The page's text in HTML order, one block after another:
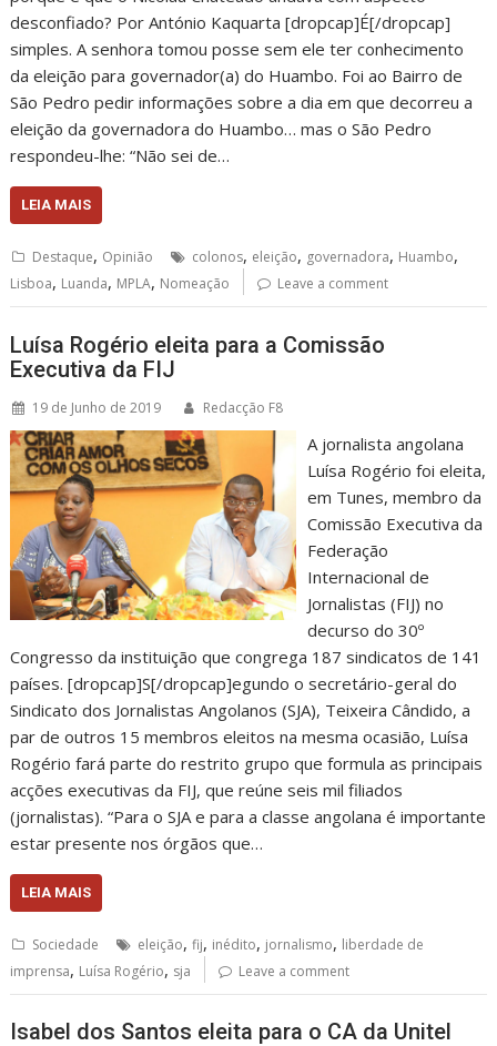
desconfiado? Por António Kaquarta [dropcap]É[/dropcap]
simples. A senhora tomou posse sem ele ter conhecimento
da eleição para governador(a) do Huambo. Foi ao Bairro de
São Pedro pedir informações sobre a dia em que decorreu a
eleição da governadora do Huambo… mas o São Pedro
respondeu-lhe: “Não sei de…
LEIA MAIS
Destaque, Opinião colonos, eleição, governadora, Huambo,
Lisboa, Luanda, MPLA, Nomeação Leave a comment
Luísa Rogério eleita para a Comissão
Executiva da FIJ
19 de Junho de 2019 Redacção F8
A jornalista angolana
Luísa Rogério foi eleita,
em Tunes, membro da
Comissão Executiva da
Federação
Internacional de
Jornalistas (FIJ) no
decurso do 30º
Congresso da instituição que congrega 187 sindicatos de 141
países. [dropcap]S[/dropcap]egundo o secretário-geral do
Sindicato dos Jornalistas Angolanos (SJA), Teixeira Cândido, a
par de outros 15 membros eleitos na mesma ocasião, Luísa
Rogério fará parte do restrito grupo que formula as principais
acções executivas da FIJ, que reúne seis mil filiados
(jornalistas). “Para o SJA e para a classe angolana é importante
estar presente nos órgãos que…
LEIA MAIS
Sociedade eleição,fij, inédito, jornalismo, liberdade de
imprensa, Luísa Rogério, sja Leave a comment
Isabel dos Santos eleita para o CA da Unitel